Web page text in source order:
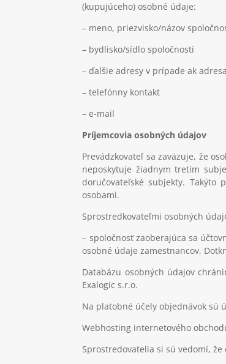
(kupujúceho) osobné údaje:
– meno, priezvisko/názov
– bydlisko/sídlo spoločnosti
– ďalšie adresy v prípade ak
– telefónny kontakt
– e-mail
Príjemcovia osobných údajov
Prevádzkovateľ sa zaväzuje, že
neposkytuje žiadnym tretím
doručovateľské subjekty. Takýto
osobami.
Sprostredkovateľmi osobných
– spoločnosť zaoberajúca sa
osobné údaje zamestnancov,
Databázu osobných údajov
Exalogic s.r.o.
Na platobné účely objednávok sú
Webhosting internetového
Sprostredovatelia si sú vedomí,